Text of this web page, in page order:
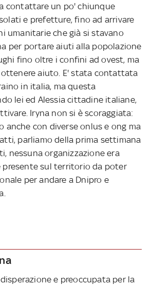
contattare un po' chiunque
e prefetture, fino ad arrivare
umanitarie che già si stavano
per portare aiuti alla popolazione
fino oltre i confini ad ovest, ma
aiuto. E' stata contattata
in italia, ma questa
lei ed Alessia cittadine italiane,
Iryna non si è scoraggiata:
anche con diverse onlus e ong ma
parliamo della prima settimana
nessuna organizzazione era
sul territorio da poter
per andare a Dnipro e
e preoccupata per la